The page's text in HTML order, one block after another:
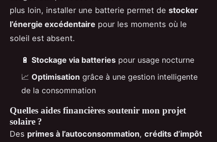
plus loin, installer une batterie permet de stocker
l’énergie excédentaire pour les moments où le
soleil est absent.
🔋 Stockage via batteries pour usage nocturne
📈 Optimisation grâce à une gestion intelligente
de la consommation
Quelles aides financières soutenir mon projet
solaire ?
Des primes à l’autoconsommation, crédits d’impôt